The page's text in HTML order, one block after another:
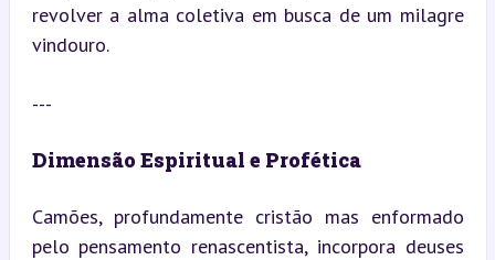
revolver a alma coletiva em busca de um milagre
vindouro.
---
Dimensão Espiritual e Profética
Camões, profundamente cristão mas enformado
pelo pensamento renascentista, incorpora deuses